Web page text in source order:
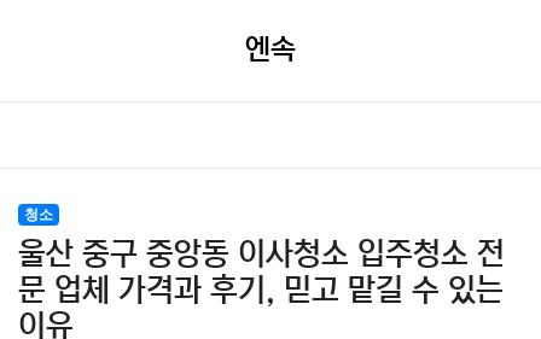
엔속
청소
울산 중구 중앙동 이사청소 입주청소 전
문 업체 가격과 후기, 믿고 맡길 수 있는
이유